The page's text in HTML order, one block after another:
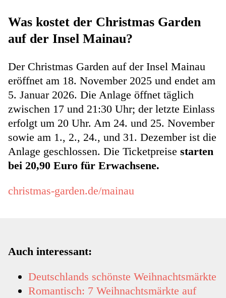
Was kostet der Christmas Garden
auf der Insel Mainau?
Der Christmas Garden auf der Insel Mainau
eröffnet am 18. November 2025 und endet am
5. Januar 2026. Die Anlage öffnet täglich
zwischen 17 und 21:30 Uhr; der letzte Einlass
erfolgt um 20 Uhr. Am 24. und 25. November
sowie am 1., 2., 24., und 31. Dezember ist die
Anlage geschlossen. Die Ticketpreise starten
bei 20,90 Euro für Erwachsene.
christmas-garden.de/mainau
Auch interessant:
Deutschlands schönste Weihnachtsmärkte
Romantisch: 7 Weihnachtsmärkte auf